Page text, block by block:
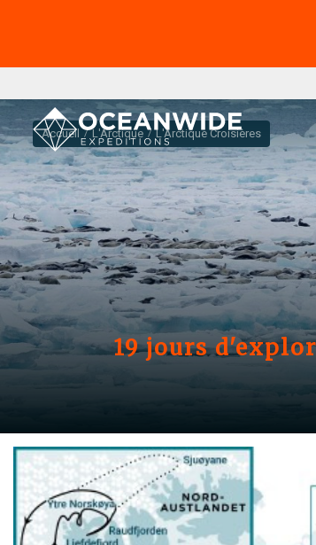
Accueil L'Arctique L'Arctique Croisières
19 jours